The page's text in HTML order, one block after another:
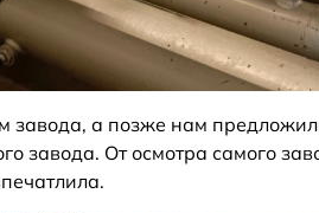
завода, а позже нам
завода. От осмотра самого